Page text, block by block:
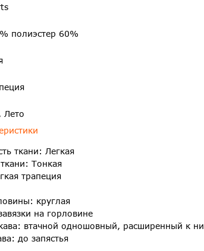
полиэстер 60%
Лето
ткани: Легкая
Тонкая
трапеция
круглая
на горловине
втачной одношовный, расширенный к
до запястья